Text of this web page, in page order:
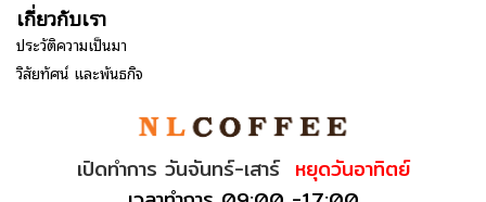
เกี่ยวกับเรา
ประวัติความเป็นมา
วิสัยทัศน์ และพันธกิจ
เปิดทำการ วันจันทร์-เสาร์ หยุดวันอาทิตย์